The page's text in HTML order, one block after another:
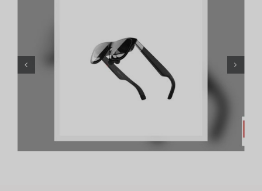
อาชีพใน Metaverse: โอกาส
ทองที่คุณเตรียมตัวได้ตั้งแต่วันนี้